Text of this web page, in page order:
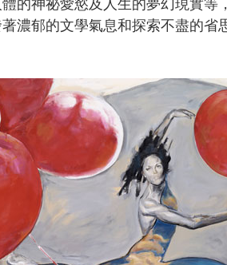
的神祕愛慾及人生的夢幻現實等
濃郁的文學氣息和探索不盡的省